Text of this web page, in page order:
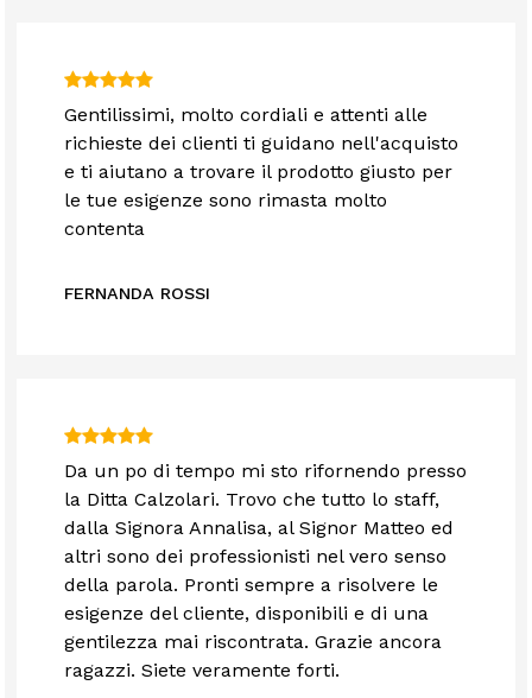
Gentilissimi, molto cordiali e attenti alle
richieste dei clienti ti guidano nell'acquisto
e ti aiutano a trovare il prodotto giusto per
le tue esigenze sono rimasta molto
contenta
FERNANDA ROSSI
Da un po di tempo mi sto rifornendo presso
la Ditta Calzolari. Trovo che tutto lo staff,
dalla Signora Annalisa, al Signor Matteo ed
altri sono dei professionisti nel vero senso
della parola. Pronti sempre a risolvere le
esigenze del cliente, disponibili e di una
gentilezza mai riscontrata. Grazie ancora
ragazzi. Siete veramente forti.